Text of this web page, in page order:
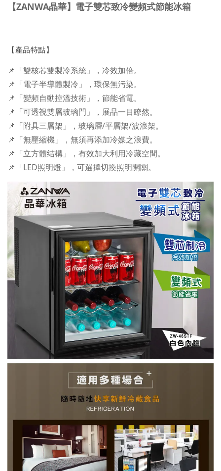
【ZANWA晶華】電子雙芯致冷變頻式節能冰箱
【產品特點】
📌 「雙核芯雙製冷系統」，冷效加倍。
📌「電子半導體製冷」，環保無污染。
📌「變頻自動控溫技術」，節能省電。
📌「可透視雙層玻璃門」，展品一目瞭然。
📌「附具三層架」，玻璃層/平層架/波浪架。
📌「無壓縮機」，無須再添加冷媒之浪費。
📌「立方體结構」，有效加大利用冷藏空間。
📌「LED照明燈」，可選擇切換照明開關。